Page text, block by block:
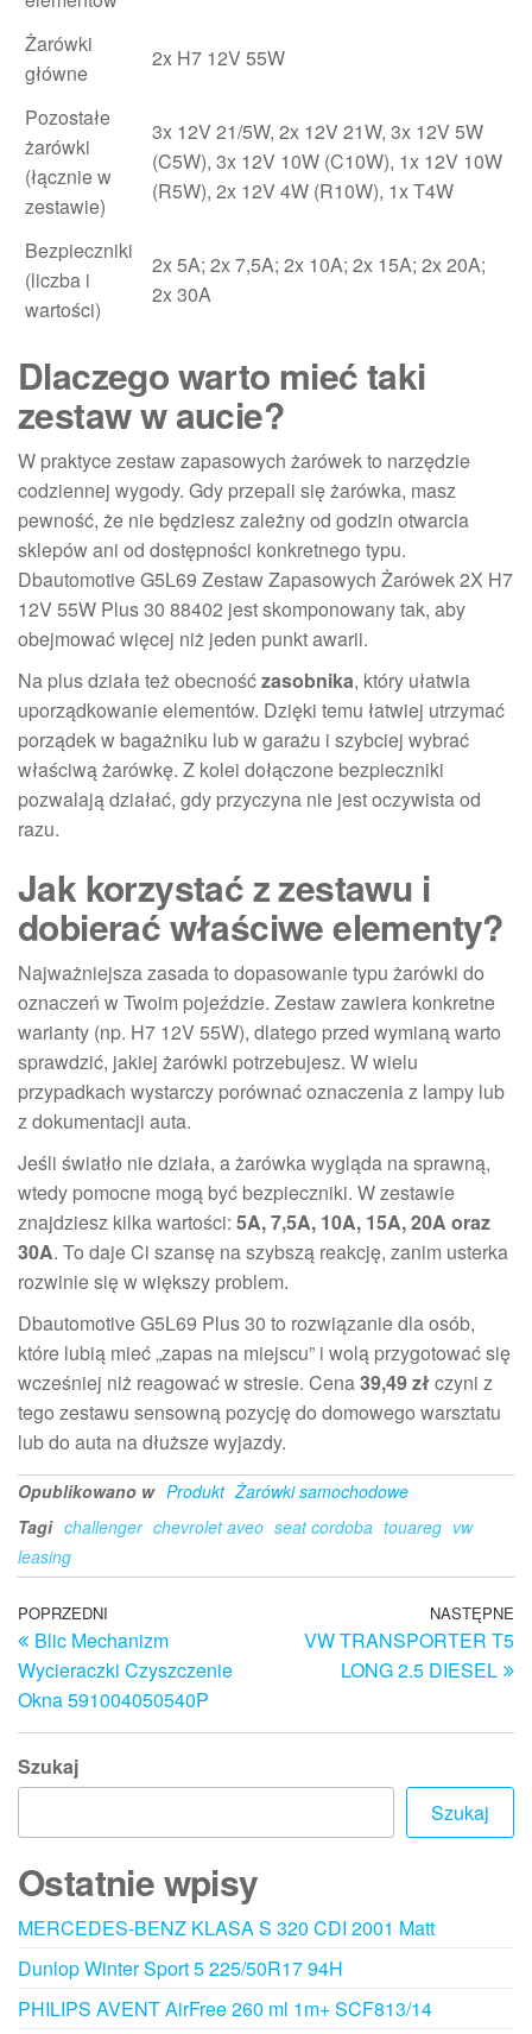
Żarówki
główne
2x H7 12V 55W
Pozostałe
żarówki
(łącznie w
zestawie)
3x 12V 21/5W, 2x 12V 21W, 3x 12V 5W
(C5W), 3x 12V 10W (C10W), 1x 12V 10W
(R5W), 2x 12V 4W (R10W), 1x T4W
Bezpieczniki
(liczba i
wartości)
2x 5A; 2x 7,5A; 2x 10A; 2x 15A; 2x 20A;
2x 30A
Dlaczego warto mieć taki
zestaw w aucie?
W praktyce zestaw zapasowych żarówek to narzędzie
codziennej wygody. Gdy przepali się żarówka, masz
pewność, że nie będziesz zależny od godzin otwarcia
sklepów ani od dostępności konkretnego typu.
Dbautomotive G5L69 Zestaw Zapasowych Żarówek 2X H7
12V 55W Plus 30 88402 jest skomponowany tak, aby
obejmować więcej niż jeden punkt awarii.
Na plus działa też obecnośćzasobnika, który ułatwia
uporządkowanie elementów. Dzięki temu łatwiej utrzymać
porządek w bagażniku lub w garażu i szybciej wybrać
właściwą żarówkę. Z kolei dołączone bezpieczniki
pozwalają działać, gdy przyczyna nie jest oczywista od
razu.
Jak korzystać z zestawu i
dobierać właściwe elementy?
Najważniejsza zasada to dopasowanie typu żarówki do
oznaczeń w Twoim pojeździe. Zestaw zawiera konkretne
warianty (np. H7 12V 55W), dlatego przed wymianą warto
sprawdzić, jakiej żarówki potrzebujesz. W wielu
przypadkach wystarczy porównać oznaczenia z lampy lub
z dokumentacji auta.
Jeśli światło nie działa, a żarówka wygląda na sprawną,
wtedy pomocne mogą być bezpieczniki. W zestawie
znajdziesz kilka wartości: 5A, 7,5A, 10A, 15A, 20A oraz
30A. To daje Ci szansę na szybszą reakcję, zanim usterka
rozwinie się w większy problem.
Dbautomotive G5L69 Plus 30 to rozwiązanie dla osób,
które lubią mieć „zapas na miejscu” i wolą przygotować się
wcześniej niż reagować w stresie. Cena39,49 złczyni z
tego zestawu sensowną pozycję do domowego warsztatu
lub do auta na dłuższe wyjazdy.
Opublikowano w Produkt Żarówki samochodowe
Tagi challenger chevrolet aveo seat cordoba touareg vw
leasing
Nawigacja
wpisu
Poprzedni
wpis
POPRZEDNI
Blic Mechanizm
Wycieraczki Czyszczenie
Okna 591004050540P
NASTĘPNE
VW TRANSPORTER T5
LONG 2.5 DIESEL
Szukaj
Szukaj
Ostatnie wpisy
MERCEDES-BENZ KLASA S 320 CDI 2001 Matt
Dunlop Winter Sport 5 225/50R17 94H
PHILIPS AVENT AirFree 260 ml 1m+ SCF813/14